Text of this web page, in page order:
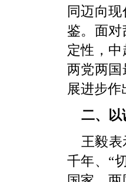
同迈向
鉴。面
定性，
两党两
展进步作
二、以
王毅
千年、“